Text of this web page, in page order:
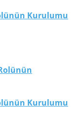
Kurulumu
Kurulumu